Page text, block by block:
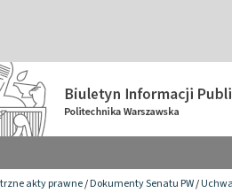
akty prawne/Dokumenty Senatu PW/